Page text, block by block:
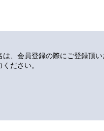
、会員登録の際にご登録頂い
ださい。